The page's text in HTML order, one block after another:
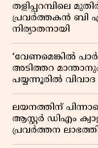
തളിപ്പറമ്പിലെ
പ്രവർത്തകൻ ബി
നിര്യാതനായി
‘വേണമെങ്കിൽ
അടിത്തറ
പയ്യന്നൂരിൽ
കെ രാഗേഷ്
ലയനത്തിന്
ആസ്റ്റർ ഡിഎം
പ്രവർത്തന
ശതമാനത്തിൻ്റെ